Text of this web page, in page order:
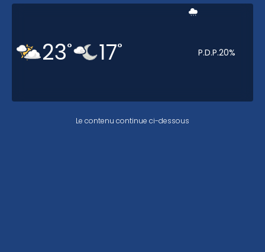
23° 17° P.D.P.20%
Le contenu continue ci-dessous